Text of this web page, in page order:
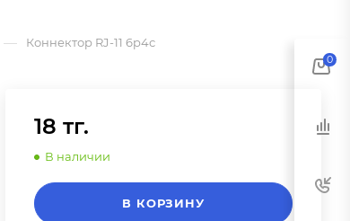
— Коннектор RJ-11 6р4с
18 тг.
В наличии
В КОРЗИНУ
0